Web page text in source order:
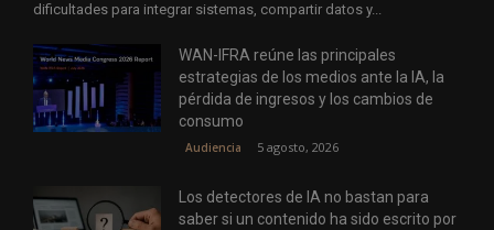
dificultades para integrar sistemas, compartir datos y...
WAN-IFRA reúne las principales
estrategias de los medios ante la IA, la
pérdida de ingresos y los cambios de
consumo
Audiencia 5 agosto, 2026
Los detectores de IA no bastan para
saber si un contenido ha sido escrito por